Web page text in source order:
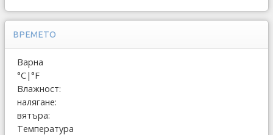
ВРЕМЕТО
Варна
°C|°F
Влажност:
налягане:
вятъра:
Температура